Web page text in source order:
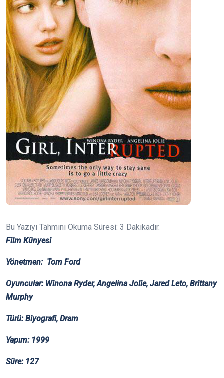
Bu Yazıyı Tahmini Okuma Süresi: 3 Dakikadır.
Film Künyesi
Yönetmen: Tom Ford
Oyuncular: Winona Ryder, Angelina Jolie, Jared Leto, Brittany
Murphy
Türü: Biyografi, Dram
Yapım: 1999
Süre: 127